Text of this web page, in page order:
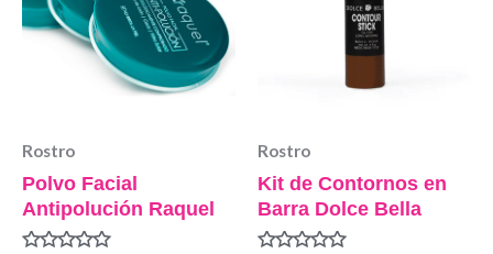
Rostro
Polvo Facial
Antipolución Raquel
Rostro
Kit de Contornos en
Barra Dolce Bella